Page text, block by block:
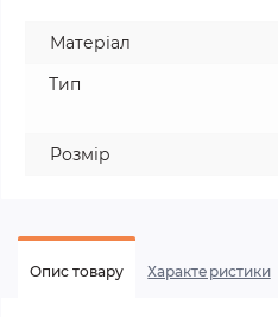
Матеріал
Тип
Розмір
Опис товару Характеристики